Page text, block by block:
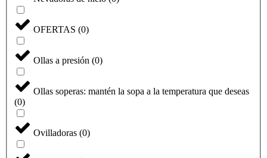
OFERTAS (0)
Ollas a presión (0)
Ollas soperas: mantén la sopa a la temperatura que deseas
(0)
Ovilladoras (0)